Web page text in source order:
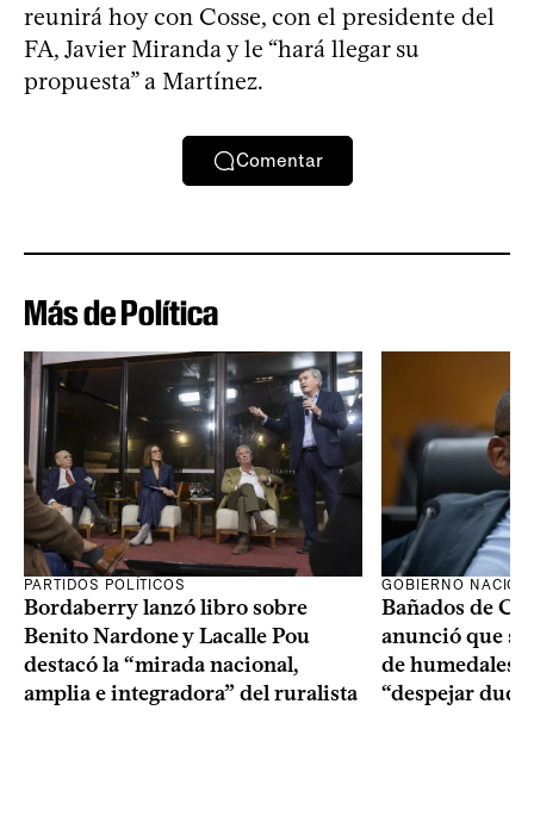
reunirá hoy con Cosse, con el presidente del
FA, Javier Miranda y le “hará llegar su
propuesta” a Martínez.
Comentar
Más de Política
PARTIDOS POLÍTICOS
Bordaberry lanzó libro sobre
Benito Nardone y Lacalle Pou
destacó la “mirada nacional,
amplia e integradora” del ruralista
GOBIERNO
Bañados de
anunció que
de humedales
“despejar